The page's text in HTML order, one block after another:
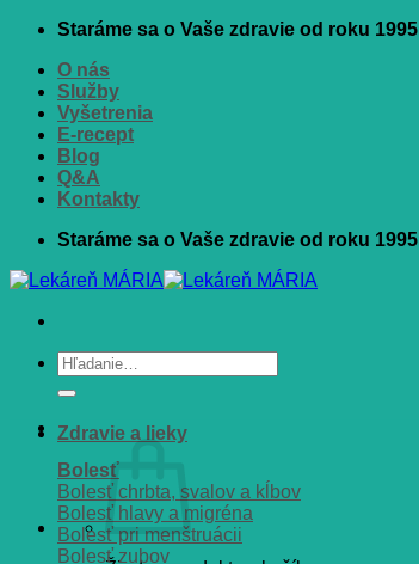
Skip
content
Staráme sa o Vaše zdravie od roku 1995
O nás
Služby
Vyšetrenia
E-recept
Blog
Q&A
Kontakty
Staráme sa o Vaše zdravie od roku 1995
Hľadať:
Zdravie a lieky
Bolesť
Bolesť chrbta, svalov a kĺbov
Bolesť hlavy a migréna
Bolesť pri menštruácii
Bolesť zubov